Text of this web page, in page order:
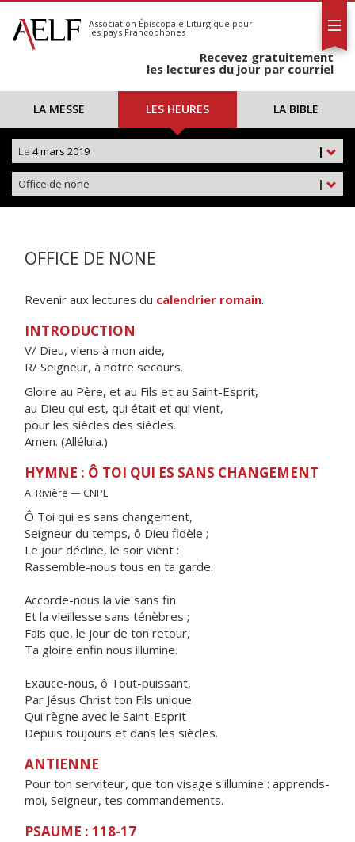
S'abonner
Calendrier
Association Épiscopale Liturgique pour
les pays Francophones
Recevez gratuitement
les lectures du jour par courriel
LA MESSE LES HEURES LA BIBLE
|
Le 4 mars 2019
|
Office de none
OFFICE DE NONE
Revenir aux lectures du calendrier romain.
INTRODUCTION
V/ Dieu, viens à mon aide,
R/ Seigneur, à notre secours.
Gloire au Père, et au Fils et au Saint-Esprit,
au Dieu qui est, qui était et qui vient,
pour les siècles des siècles.
Amen. (Alléluia.)
HYMNE : Ô TOI QUI ES SANS CHANGEMENT
A. Rivière — CNPL
Ô Toi qui es sans changement,
Seigneur du temps, ô Dieu fidèle ;
Le jour décline, le soir vient :
Rassemble-nous tous en ta garde.
Accorde-nous la vie sans fin
Et la vieillesse sans ténèbres ;
Fais que, le jour de ton retour,
Ta gloire enfin nous illumine.
Exauce-nous, ô Tout-puissant,
Par Jésus Christ ton Fils unique
Qui règne avec le Saint-Esprit
Depuis toujours et dans les siècles.
ANTIENNE
Pour ton serviteur, que ton visage s'illumine : apprends-
moi, Seigneur, tes commandements.
PSAUME : 118-17